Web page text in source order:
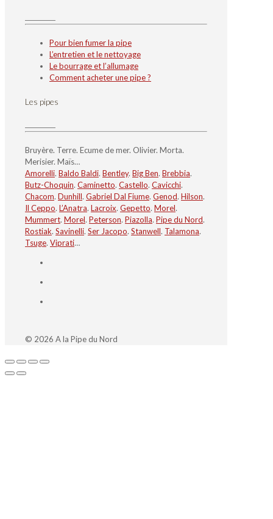
Pour bien fumer la pipe
L’entretien et le nettoyage
Le bourrage et l’allumage
Comment acheter une pipe ?
Les pipes
Bruyère. Terre. Ecume de mer. Olivier. Morta.
Merisier. Maïs…
Amorelli. Baldo Baldi. Bentley. Big Ben. Brebbia.
Butz-Choquin. Caminetto. Castello. Cavicchi.
Chacom. Dunhill. Gabriel Dal Fiume. Genod. Hilson.
Il Ceppo. L’Anatra. Lacroix. Gepetto. Morel.
Mummert. Morel. Peterson. Piazolla. Pipe du Nord.
Rostiak. Savinelli. Ser Jacopo. Stanwell. Talamona.
Tsuge. Viprati…
© 2026 A la Pipe du Nord